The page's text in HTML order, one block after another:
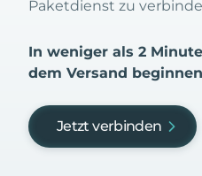
Paketdienst zu
In weniger als 2
dem Versand beginnen
Jetzt verbinden